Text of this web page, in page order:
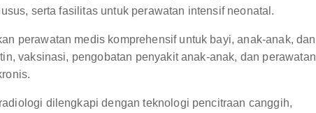
serta fasilitas untuk perawatan intensif neonatal.
perawatan medis komprehensif untuk bayi, anak-anak, dan
vaksinasi, pengobatan penyakit anak-anak, dan perawatan
dilengkapi dengan teknologi pencitraan canggih,